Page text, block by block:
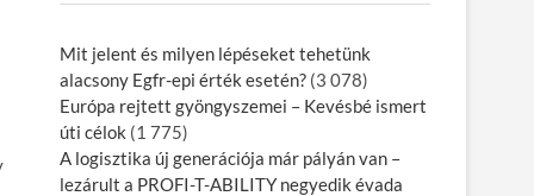
Mit jelent és milyen lépéseket tehetünk
alacsony Egfr-epi érték esetén? (3 078)
Európa rejtett gyöngyszemei – Kevésbé ismert
úti célok (1 775)
A logisztika új generációja már pályán van –
lezárult a PROFI-T-ABILITY negyedik évada